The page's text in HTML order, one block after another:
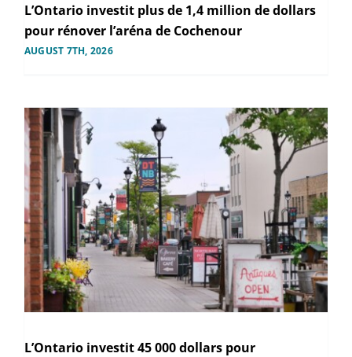
L’Ontario investit plus de 1,4 million de dollars
pour rénover l’aréna de Cochenour
AUGUST 7TH, 2026
L’Ontario investit 45 000 dollars pour